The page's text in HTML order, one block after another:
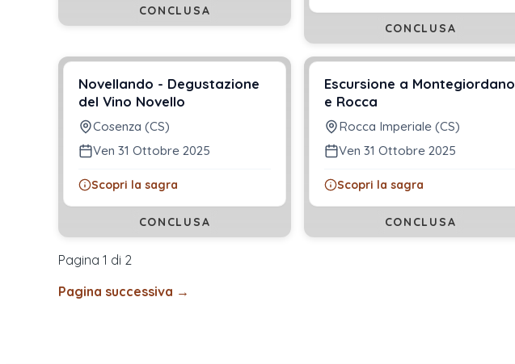
CONCLUSA
CONCLUSA
Novellando - Degustazione
del Vino Novello
Cosenza (CS)
Ven 31 Ottobre 2025
Scopri la sagra
CONCLUSA
Escursione a Montegiordano
e Rocca
Rocca Imperiale (CS)
Ven 31 Ottobre 2025
Scopri la sagra
CONCLUSA
Pagina 1 di 2
Pagina successiva →